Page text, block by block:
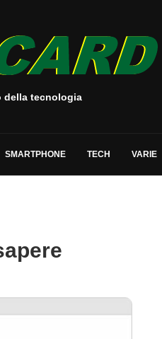
della tecnologia
SMARTPHONE TECH VARIE